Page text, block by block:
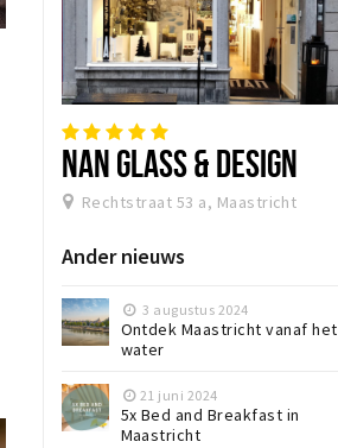
NAN GLASS & DESIGN
Rechtstraat 53 a, Maastricht
Ander nieuws
3 augustus 2024
Ontdek Maastricht vanaf het
water
21 juni 2024
5x Bed and Breakfast in
Maastricht